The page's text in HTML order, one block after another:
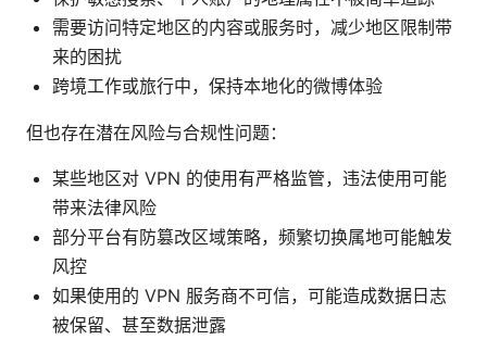
需要访问特定地区的内容或服务时，减少地区限制带
来的困扰
跨境工作或旅行中，保持本地化的微博体验
但也存在潜在风险与合规性问题：
某些地区对 VPN 的使用有严格监管，违法使用可能
带来法律风险
部分平台有防篡改区域策略，频繁切换属地可能触发
风控
如果使用的 VPN 服务商不可信，可能造成数据日志
被保留、甚至数据泄露